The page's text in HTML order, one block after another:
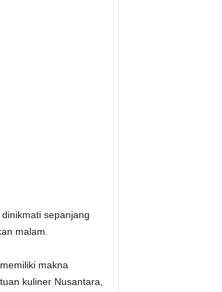
sepanjang
malam.
makna
kuliner Nusantara,